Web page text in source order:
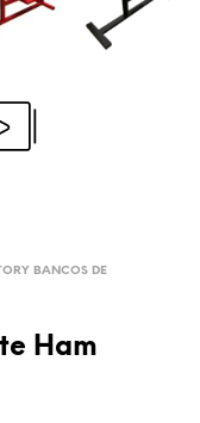
BANCOS DE
Ham